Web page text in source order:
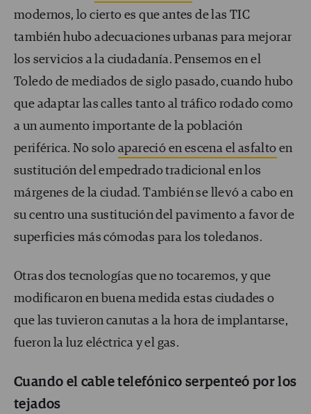
modernos, lo cierto es que antes de las TIC
también hubo adecuaciones urbanas para mejorar
los servicios a la ciudadanía. Pensemos en el
Toledo de mediados de siglo pasado, cuando hubo
que adaptar las calles tanto al tráfico rodado como
a un aumento importante de la población
periférica. No solo apareció en escena el asfalto en
sustitución del empedrado tradicional en los
márgenes de la ciudad. También se llevó a cabo en
su centro una sustitución del pavimento a favor de
superficies más cómodas para los toledanos.
Otras dos tecnologías que no tocaremos, y que
modificaron en buena medida estas ciudades o
que las tuvieron canutas a la hora de implantarse,
fueron la luz eléctrica y el gas.
Cuando el cable telefónico serpenteó por los
tejados